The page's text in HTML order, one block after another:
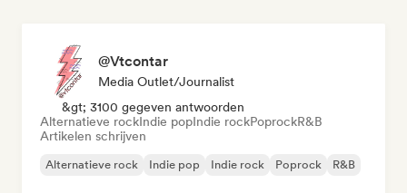
@Vtcontar
Media Outlet/Journalist
&gt; 3100 gegeven antwoorden
Alternatieve rockIndie popIndie rockPoprockR&B
Artikelen schrijven
Alternatieve rock Indie pop Indie rock Poprock R&B